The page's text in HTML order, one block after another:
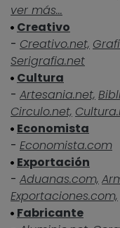
ver más...
Creativo
- Creativo.net,
Serigrafia.net
Cultura
- Artesania.net,
Circulo.net,
Economista
- Economista.com
Exportación
- Aduanas.com,
Exportaciones.com,
Fabricante